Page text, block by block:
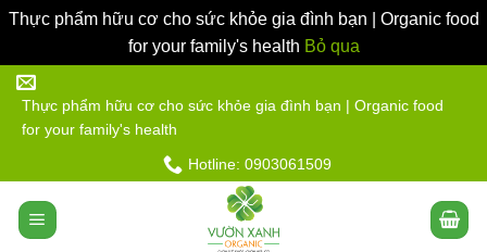
Thực phẩm hữu cơ cho sức khỏe gia đình bạn | Organic food
for your family's health Bỏ qua
Bỏ
qua
nội
Thực phẩm hữu cơ cho sức khỏe gia đình bạn | Organic food
for your family's health
Hotline: 0903061509